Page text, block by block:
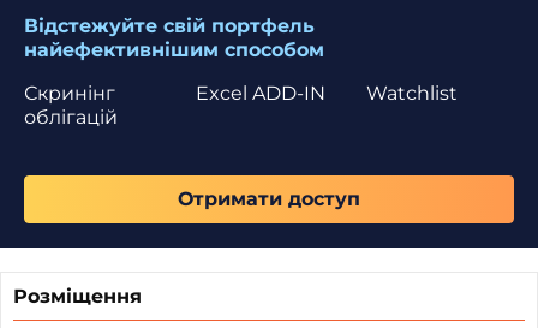
Відстежуйте свій портфель
найефективнішим способом
Скринінг
облігацій
Watchlist
Excel ADD-IN
Отримати доступ
Розміщення